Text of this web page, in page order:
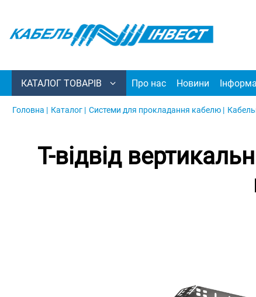
КАТАЛОГ ТОВАРІВ Про нас Новини
Головна | Каталог | Системи для прокладання кабелю |
Т-відвід